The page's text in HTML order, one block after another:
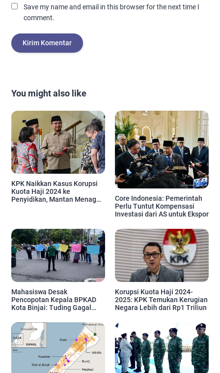
Save my name and email in this browser for the next time I
comment.
You might also like
KPK Naikkan Kasus Korupsi
Kuota Haji 2024 ke
Penyidikan, Mantan Menag
Core Indonesia: Pemerintah
Perlu Tuntut Kompensasi
Investasi dari AS untuk Ekspor
Mahasiswa Desak
Pencopotan Kepala BPKAD
Kota Binjai: Tuding Gagal
Daerah
Korupsi Kuota Haji 2024-
2025: KPK Temukan Kerugian
Negara Lebih dari Rp1 Triliun